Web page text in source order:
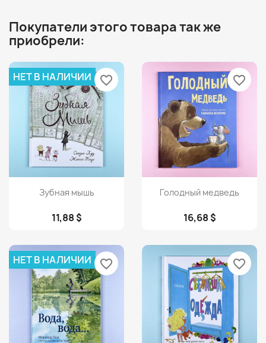
Покупатели этого товара так же
приобрели:
Просмотр
Зубная мышь
11,88 $
НЕТ В НАЛИЧИИ favorite_border
Просмотр
Голодный медведь
16,68 $
favorite_border
НЕТ В НАЛИЧИИ favorite_border favorite_border